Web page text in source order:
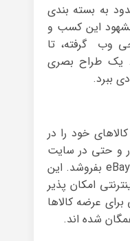
به بسته بندی
این کسب و
وب گرفته، تا
یک طراح بصری
ببرد.
خود را در
و حتی در سایت
های خارجی مثل ، آمازون یا eBay بفروشد. این
امکان پذیر
عرضه کالاها
شده اند.